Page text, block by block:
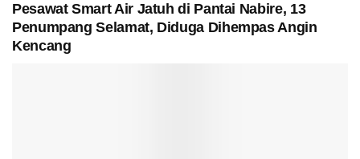
Pesawat Smart Air Jatuh di Pantai Nabire, 13
Penumpang Selamat, Diduga Dihempas Angin
Kencang